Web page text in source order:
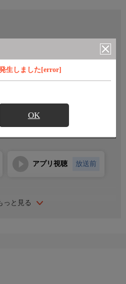
生しました[error]
OK
プションチャンネル(有料)のご契約が
利用料金はこちら
っと見る
アプリ視聴 放送前